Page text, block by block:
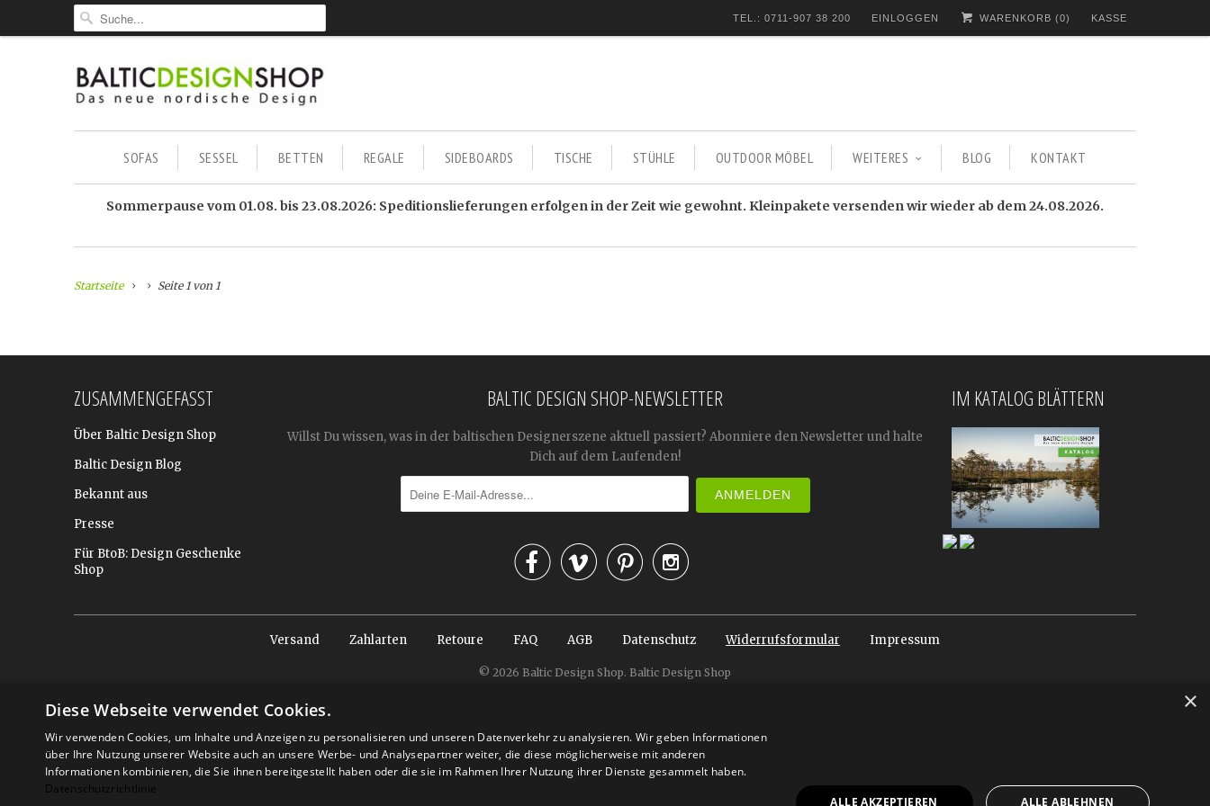
TEL.: 0711-907 38 200 EINLOGGEN WARENKORB (0) KASSE
SOFAS SESSEL BETTEN REGALE SIDEBOARDS TISCHE STÜHLE OUTDOOR MÖBEL WEITERES BLOG KONTAKT
Sommerpause vom 01.08. bis 23.08.2026: Speditionslieferungen erfolgen in der Zeit wie gewohnt. Kleinpakete versenden wir wieder ab dem 24.08.2026.
Startseite Seite 1 von 1
ZUSAMMENGEFASST
Über Baltic Design Shop
Baltic Design Blog
Bekannt aus
Presse
Für BtoB: Design Geschenke
Shop
BALTIC DESIGN SHOP-NEWSLETTER
Willst Du wissen, was in der baltischen Designerszene aktuell passiert? Abonniere den Newsletter und halte
Dich auf dem Laufenden!

IM KATALOG BLÄTTERN
Versand Zahlarten Retoure FAQ AGB Datenschutz Widerrufsformular Impressum
© 2026 Baltic Design Shop. Baltic Design Shop
×
Diese Webseite verwendet Cookies.
Wir verwenden Cookies, um Inhalte und Anzeigen zu personalisieren und unseren Datenverkehr zu analysieren. Wir geben Informationen
über Ihre Nutzung unserer Website auch an unsere Werbe- und Analysepartner weiter, die diese möglicherweise mit anderen
Informationen kombinieren, die Sie ihnen bereitgestellt haben oder die sie im Rahmen Ihrer Nutzung ihrer Dienste gesammelt haben.
Datenschutzrichtlinie
ALLE AKZEPTIEREN
ALLE ABLEHNEN